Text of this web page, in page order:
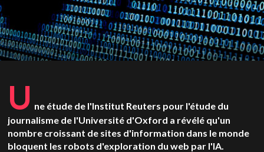
U ne étude de l'Institut Reuters pour l'étude du
journalisme de l'Université d'Oxford a révélé qu'un
nombre croissant de sites d'information dans le monde
bloquent les robots d'exploration du web par l'IA.